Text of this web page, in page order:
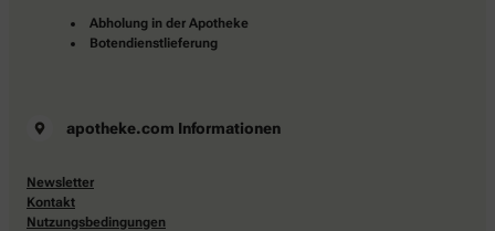
Abholung in der Apotheke
Botendienstlieferung
apotheke.com Informationen
Newsletter
Kontakt
Nutzungsbedingungen